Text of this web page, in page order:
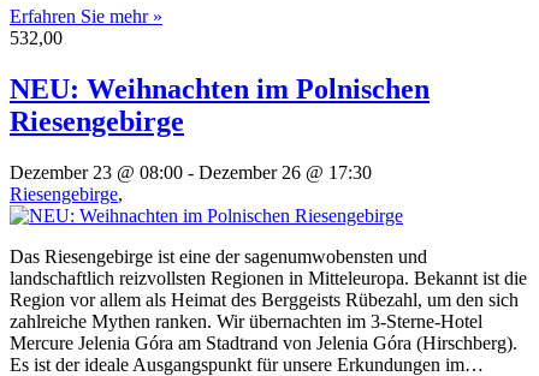
Erfahren Sie mehr »
532,00
NEU: Weihnachten im Polnischen
Riesengebirge
Dezember 23 @ 08:00 - Dezember 26 @ 17:30
Riesengebirge,
Das Riesengebirge ist eine der sagenumwobensten und
landschaftlich reizvollsten Regionen in Mitteleuropa. Bekannt ist die
Region vor allem als Heimat des Berggeists Rübezahl, um den sich
zahlreiche Mythen ranken. Wir übernachten im 3-Sterne-Hotel
Mercure Jelenia Góra am Stadtrand von Jelenia Góra (Hirschberg).
Es ist der ideale Ausgangspunkt für unsere Erkundungen im…